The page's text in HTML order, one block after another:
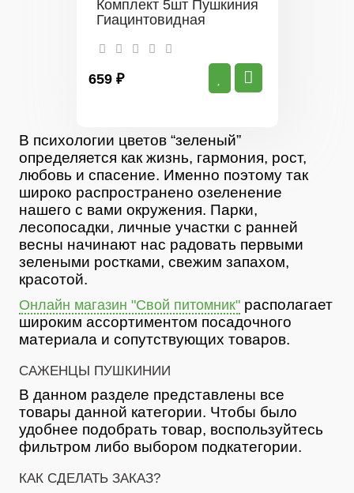
Комплект 5шт Пушкиния
Гиацинтовидная
659 ₽
В психологии цветов “зеленый”
определяется как жизнь, гармония, рост,
любовь и спасение. Именно поэтому так
широко распространено озеленение
нашего с вами окружения. Парки,
лесопосадки, личные участки с ранней
весны начинают нас радовать первыми
зелеными ростками, свежим запахом,
красотой.
Онлайн магазин "Свой питомник" располагает
широким ассортиментом посадочного
материала и сопутствующих товаров.
САЖЕНЦЫ ПУШКИНИИ
В данном разделе представлены все
товары данной категории. Чтобы было
удобнее подобрать товар, воспользуйтесь
фильтром либо выбором подкатегории.
КАК СДЕЛАТЬ ЗАКАЗ?